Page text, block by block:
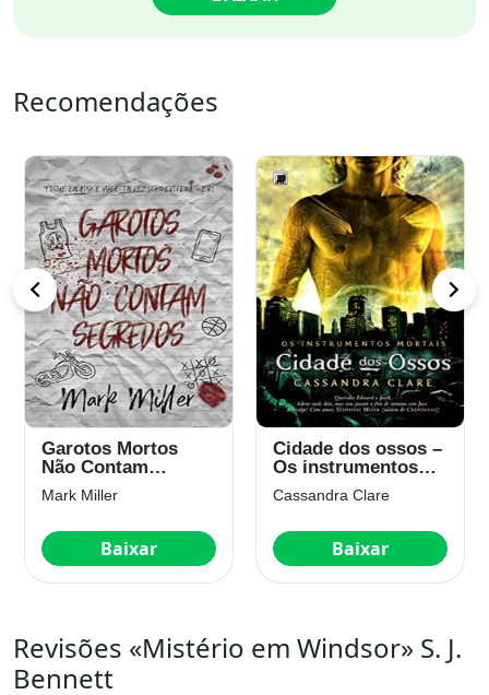
Recomendações
Garotos Mortos
Não Contam
Segredos (Garotos
Mortos Livro 1)
Mark Miller
Baixar
Cidade dos ossos –
Os instrumentos
mortais – vol. 1
Cassandra Clare
Baixar
Revisões «Mistério em Windsor» S. J.
Bennett